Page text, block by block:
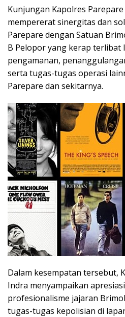
Kunjungan Kapolres
mempererat sinergitas dan
Parepare dengan Satuan
B Pelopor yang kerap terlibat
pengamanan,
serta tugas-tugas operasi
Parepare dan sekitarnya.
Dalam kesempatan tersebut,
Indra menyampaikan
profesionalisme jajaran
tugas-tugas kepolisian di